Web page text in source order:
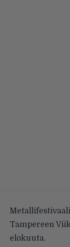
Tampereen
elokuuta.